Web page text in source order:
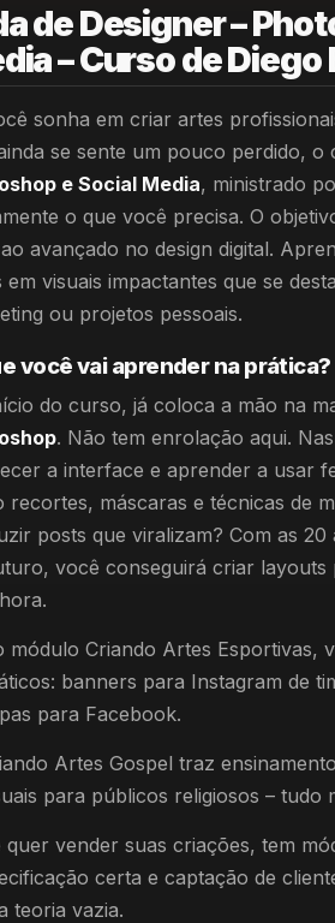
de Designer –
– Curso de Diego
sonha em criar artes
se sente um pouco perdido, o
e Social Media, ministrado
o que você precisa. O
avançado no design digital.
em visuais impactantes que se
ou projetos pessoais.
você vai aprender na prática?
do curso, já coloca a mão na
. Não tem enrolação aqui.
a interface e aprender a usar
recortes, máscaras e técnicas de
posts que viralizam? Com as 20
você conseguirá criar layouts
módulo Criando Artes Esportivas,
banners para Instagram de
para Facebook.
Artes Gospel traz
para públicos religiosos – tudo
quer vender suas criações, tem
certa e captação de
teoria vazia.